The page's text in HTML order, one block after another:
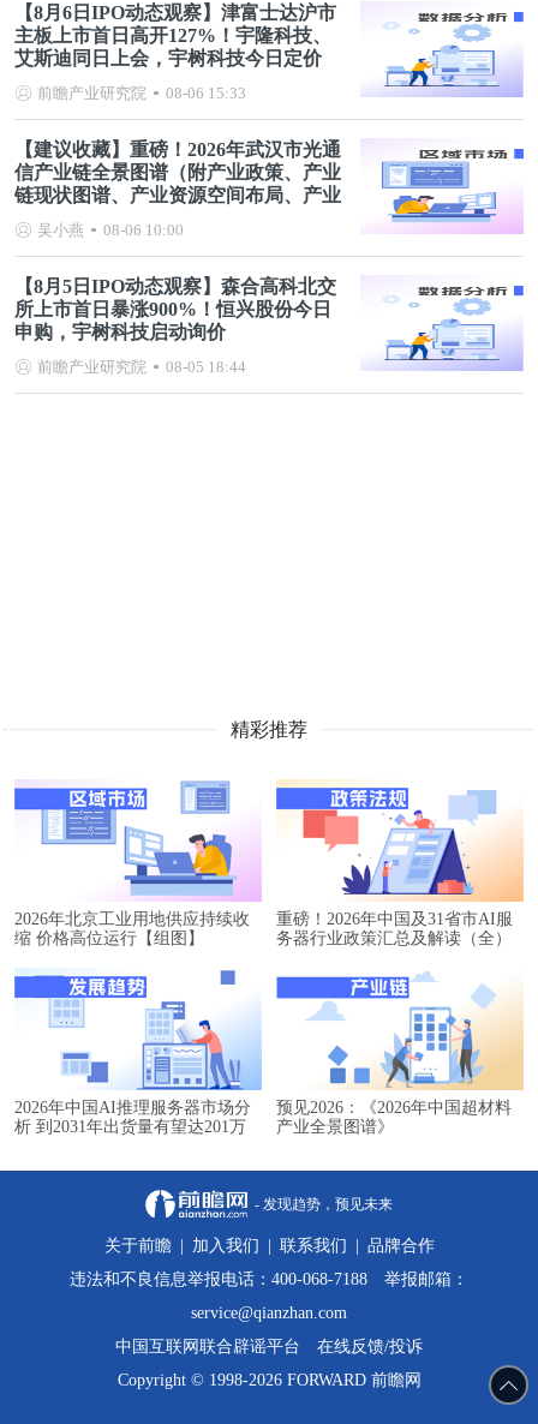
【8月6日IPO动态观察】津富士达沪市
主板上市首日高开127%！宇隆科技、
艾斯迪同日上会，宇树科技今日定价
前瞻产业研究院 08-06 15:33
【建议收藏】重磅！2026年武汉市光通
信产业链全景图谱（附产业政策、产业
链现状图谱、产业资源空间布局、产业
链发展规划）
吴小燕 08-06 10:00
【8月5日IPO动态观察】森合高科北交
所上市首日暴涨900%！恒兴股份今日
申购，宇树科技启动询价
前瞻产业研究院 08-05 18:44
精彩推荐
2026年北京工业用地供应持续收
缩 价格高位运行【组图】
重磅！2026年中国及31省市AI服
务器行业政策汇总及解读（全）
2026年中国AI推理服务器市场分
析 到2031年出货量有望达201万
预见2026：《2026年中国超材料
产业全景图谱》
- 发现趋势，预见未来
关于前瞻 加入我们 联系我们
品牌合作
违法和不良信息举报电话：400-068-7188 举报邮箱：
service@qianzhan.com
中国互联网联合辟谣平台
在线反馈/投诉
Copyright © 1998-2026 FORWARD 前瞻网